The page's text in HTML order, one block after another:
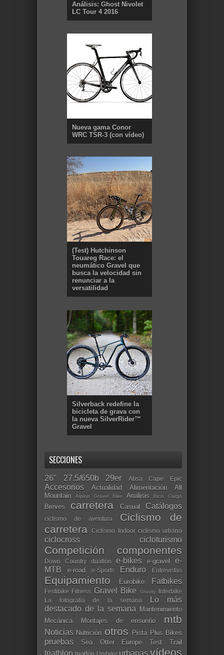
Análisis: Ghost Nivolet
LC Tour 4 2016
Nueva gama Conor
WRC TSR-3 (con vídeo)
(Test) Hutchinson
Touareg Race: el
neumático Gravel que
busca la velocidad sin
renunciar a la
versatilidad
Silverback redefine la
bicicleta de grava con
la nueva SilverRider™
Gravel
SECCIONES
26" 27.5/650b 29er Absa Cape Epic
Accesorios Actualidad Alimentación
All
Mountain
Alpine Gravel Bike Análisis Bicis Cargo
Breves carretera Casual Catálogos
ciclismo de aventura
Ciclismo de
carretera
Ciclismo Indoor ciclismo urbano
ciclocross cicloturismo
Competición componentes
Down Country duatlón e-bikes e-gravel
e-
MTB
e-road e-Sports Enduro Entrevistas
Equipamiento Eurobike Fatbikes
Festibike Fitness Gravel Bike Gravity Interbike
La fotografía de la semana
Lo más
destacado de la semana Mantenimiento
Mecánica
Montajes de ensueño mtb
Noticias Nutrición otros Pista Plus Bikes
pruebas Sea Otter Europe Test Trail
triathlon Unibike urbanas vídeos